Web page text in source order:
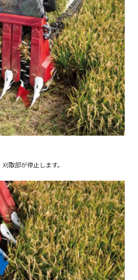
取部が停止します。